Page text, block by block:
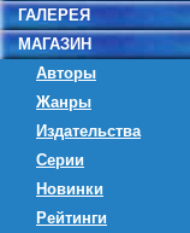
ГАЛЕРЕЯ
МАГАЗИН
Авторы
Жанры
Издательства
Серии
Новинки
Рейтинги